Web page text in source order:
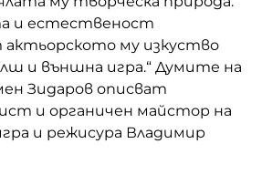
и естественост
му изкуство
и външна игра.“ Думите на
Зидаров описват
и органичен майстор на
и режисура Владимир